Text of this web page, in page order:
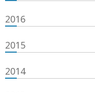
2016
2015
2014